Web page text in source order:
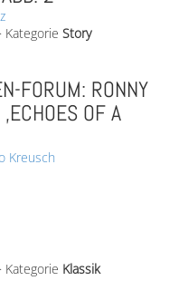
· Kategorie Story
FORUM: RONNY
OF A
Kreusch
· Kategorie Klassik